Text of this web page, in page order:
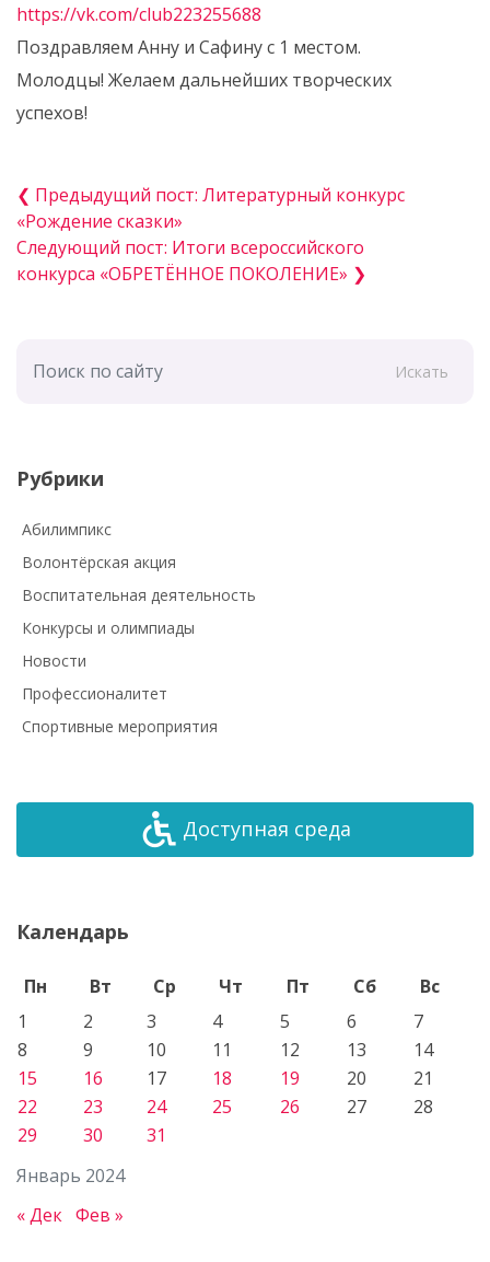
https://vk.com/club223255688
Поздравляем Анну и Сафину с 1 местом.
Молодцы! Желаем дальнейших творческих
успехов!
❮ Предыдущий пост: Литературный конкурс
«Рождение сказки»
Следующий пост: Итоги всероссийского
конкурса «ОБРЕТЁННОЕ ПОКОЛЕНИЕ» ❯
Искать
Рубрики
Абилимпикс
Волонтёрская акция
Воспитательная деятельность
Конкурсы и олимпиады
Новости
Профессионалитет
Спортивные мероприятия
Доступная среда
Календарь
Январь 2024
Пн Вт Ср Чт Пт Сб
Вс
1
2 3 4 5 6
7
8
9 10 11 12 13
14
15
16 17 18 19 20
21
22
23 24 25 26 27
28
29
30 31
« Дек Фев »